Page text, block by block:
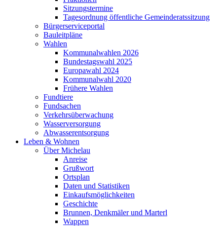
Sitzungstermine
Tagesordnung öffentliche Gemeinderatssitzung
Bürgerserviceportal
Bauleitpläne
Wahlen
Kommunalwahlen 2026
Bundestagswahl 2025
Europawahl 2024
Kommunalwahl 2020
Frühere Wahlen
Fundtiere
Fundsachen
Verkehrsüberwachung
Wasserversorgung
Abwasserentsorgung
Leben & Wohnen
Über Michelau
Anreise
Grußwort
Ortsplan
Daten und Statistiken
Einkaufsmöglichkeiten
Geschichte
Brunnen, Denkmäler und Marterl
Wappen